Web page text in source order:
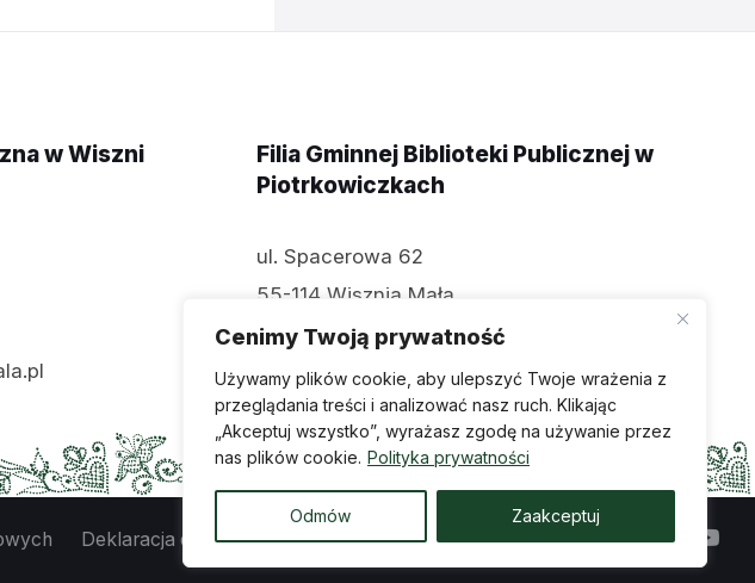
Cenimy Twoją prywatność
Używamy plików cookie, aby ulepszyć Twoje wrażenia z
przeglądania treści i analizować nasz ruch. Klikając
„Akceptuj wszystko”, wyrażasz zgodę na używanie przez
nas plików cookie. Polityka prywatności
Odmów Zaakceptuj
w Wiszni
Filia Gminnej Biblioteki Publicznej w
Piotrkowiczkach
ul. Spacerowa 62
55-114 Wisznia Mała
tel: 071 312 70 74
Deklaracja dostępności
Wykonanie: creosoft.pl